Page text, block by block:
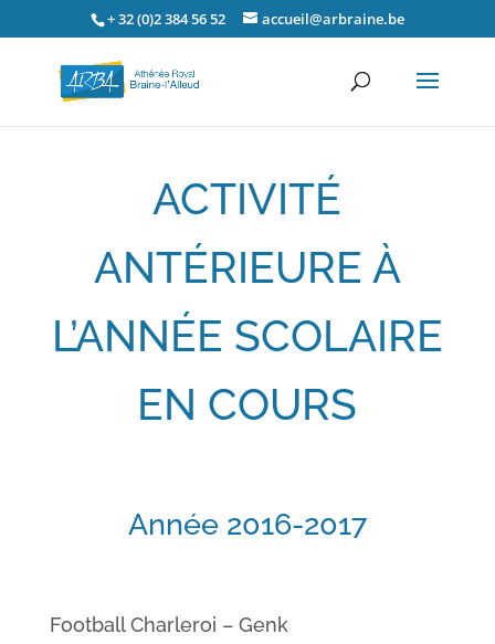
+ 32 (0)2 384 56 52 accueil@arbraine.be
ACTIVITÉ
ANTÉRIEURE À
L’ANNÉE SCOLAIRE
EN COURS
Année 2016-2017
Football Charleroi – Genk